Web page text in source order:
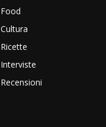
Food
Cultura
Ricette
Interviste
Recensioni